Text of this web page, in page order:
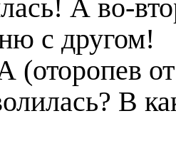
А во-
с другом!
(оторопев
В